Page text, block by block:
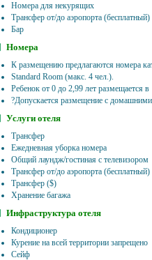
Номера для некурящих
Трансфер от/до аэропорта (бесплатный)
Бар
Номера
К размещению предлагаются номера
Standard Room (макс. 4 чел.).
Ребенок от 0 до 2,99 лет размещается
?Допускается размещение с
Услуги отеля
Трансфер
Ежедневная уборка номера
Общий лаундж/гостиная с телевизором
Трансфер от/до аэропорта (бесплатный)
Трансфер ($)
Хранение багажа
Инфраструктура отеля
Кондиционер
Курение на всей территории запрещено
Сейф